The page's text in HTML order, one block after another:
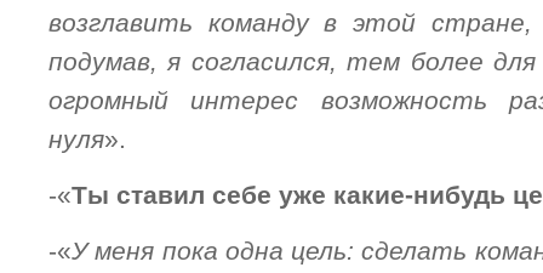
возглавить команду в этой стране,
подумав, я согласился, тем более
огромный интерес возможность
нуля».
-«Ты ставил себе уже какие-нибудь
-«У меня пока одна цель: сделать